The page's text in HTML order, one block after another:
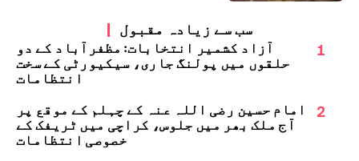
سب سے زیادہ مقبول
1
آزاد کشمیر انتخابات: مظفرآباد کے دو
حلقوں میں پولنگ جاری، سیکیورٹی کے سخت
انتظامات
2
امام حسین رضی اللہ عنہ کے چہلم کے موقع پر
آج ملک بھر میں جلوس، کراچی میں ٹریفک کے
خصوصی انتظامات